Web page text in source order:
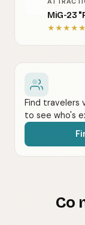
MiG-23
★★★★★
Find travelers
to see who's
Co